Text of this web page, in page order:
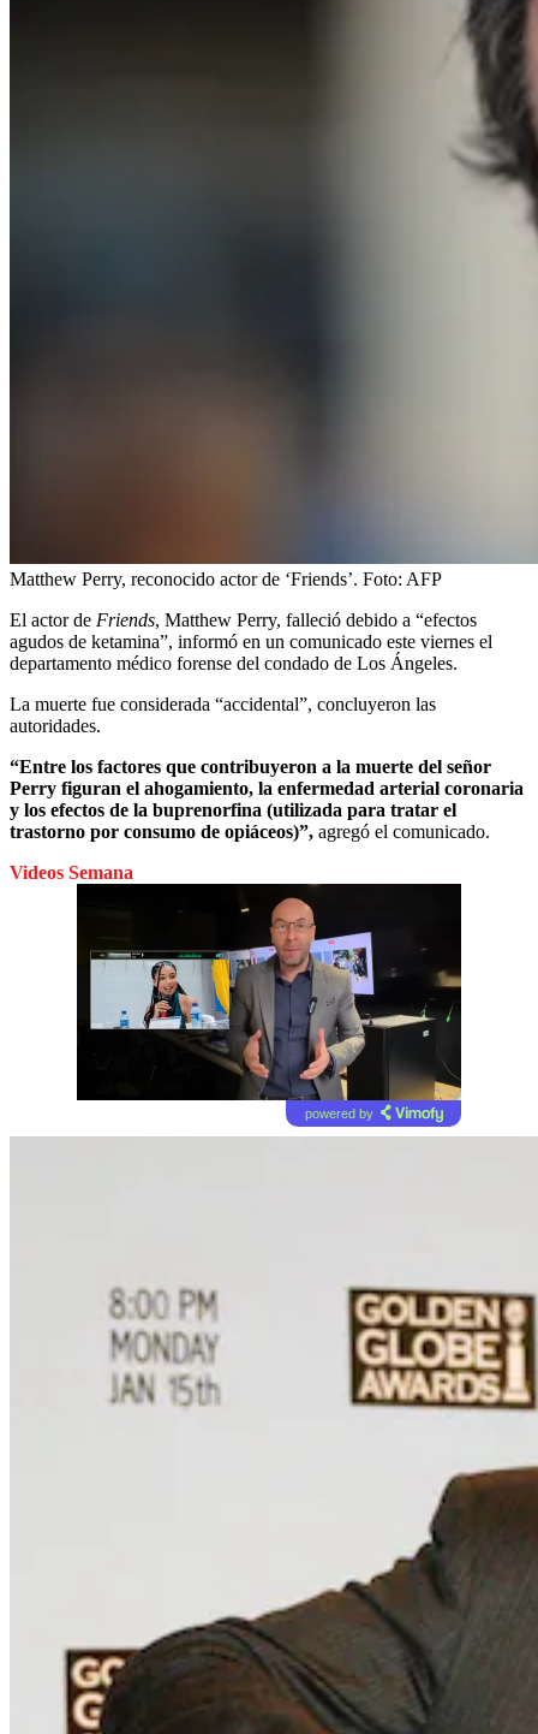
Matthew Perry, reconocido actor de ‘Friends’. Foto: AFP
El actor de Friends, Matthew Perry, falleció debido a “efectos
agudos de ketamina”, informó en un comunicado este viernes el
departamento médico forense del condado de Los Ángeles.
La muerte fue considerada “accidental”, concluyeron las
autoridades.
“Entre los factores que contribuyeron a la muerte del señor
Perry figuran el ahogamiento, la enfermedad arterial coronaria
y los efectos de la buprenorfina (utilizada para tratar el
trastorno por consumo de opiáceos)”, agregó el comunicado.
Videos Semana
powered by